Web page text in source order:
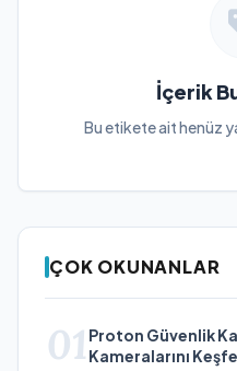
İçerik
Bu etikete ait henüz
ÇOK OKUNANLAR
01 Proton Güvenlik
Kameralarını